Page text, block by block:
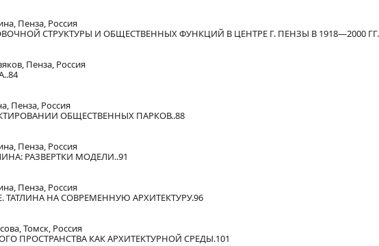
Пенза, Россия
СТРУКТУРЫ И ОБЩЕСТВЕННЫХ ФУНКЦИЙ В ЦЕНТРЕ Г. ПЕНЗЫ В 1918—2000 ГГ.
Пенза, Россия
Пенза, Россия
ОБЩЕСТВЕННЫХ ПАРКОВ..88
Пенза, Россия
РАЗВЕРТКИ МОДЕЛИ..91
Пенза, Россия
ТАТЛИНА НА СОВРЕМЕННУЮ АРХИТЕКТУРУ.96
Томск, Россия
ПРОСТРАНСТВА КАК АРХИТЕКТУРНОЙ СРЕДЫ.101